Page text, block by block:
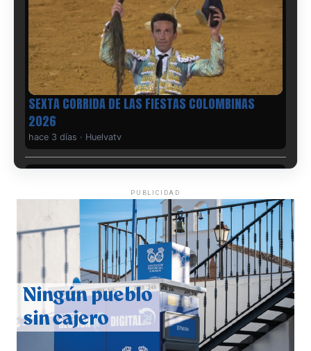
6º DÍA DE LAS FIESTAS COLOMBINAS 2026
hace 4 días·Huelvatv
PUBLICIDAD